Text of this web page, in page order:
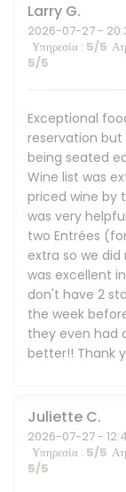
Larry G
2026-07-27 -
Υπηρεσία : 5/5
5/5
Exceptional
reservation
being seated
Wine list was
priced wine by
was very
two Entrées
extra so we
was excellent
don't have 2
the week
they even had
better!! Thank
Juliette C
2026-07-27 -
Υπηρεσία : 5/5
5/5